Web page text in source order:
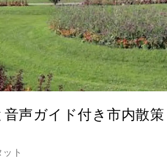
声ガイド付き市内散策
ト